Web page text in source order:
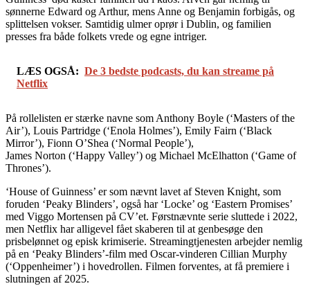
sønnerne Edward og Arthur, mens Anne og Benjamin forbigås, og
splittelsen vokser. Samtidig ulmer oprør i Dublin, og familien
presses fra både folkets vrede og egne intriger.
LÆS OGSÅ: De 3 bedste podcasts, du kan streame på
Netflix
På rollelisten er stærke navne som Anthony Boyle (‘Masters of the
Air’), Louis Partridge (‘Enola Holmes’), Emily Fairn (‘Black
Mirror’), Fionn O’Shea (‘Normal People’),
James Norton (‘Happy Valley’) og Michael McElhatton (‘Game of
Thrones’).
‘House of Guinness’ er som nævnt lavet af Steven Knight, som
foruden ‘Peaky Blinders’, også har ‘Locke’ og ‘Eastern Promises’
med Viggo Mortensen på CV’et. Førstnævnte serie sluttede i 2022,
men Netflix har alligevel fået skaberen til at genbesøge den
prisbelønnet og episk krimiserie. Streamingtjenesten arbejder nemlig
på en ‘Peaky Blinders’-film med Oscar-vinderen Cillian Murphy
(‘Oppenheimer’) i hovedrollen. Filmen forventes, at få premiere i
slutningen af 2025.